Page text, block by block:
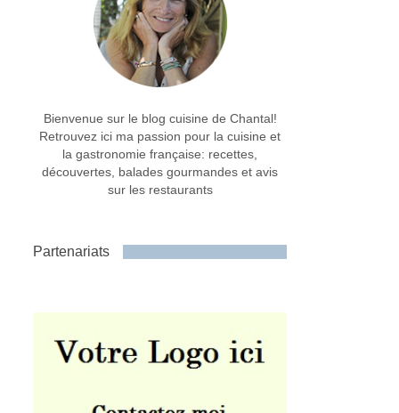
Bienvenue sur le blog cuisine de Chantal!
Retrouvez ici ma passion pour la cuisine et
la gastronomie française: recettes,
découvertes, balades gourmandes et avis
sur les restaurants
Partenariats